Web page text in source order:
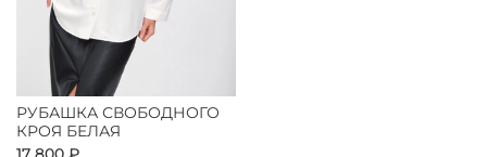
РУБАШКА СВОБОДНОГО
КРОЯ БЕЛАЯ